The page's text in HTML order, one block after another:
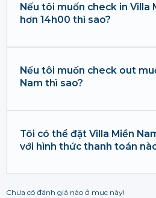
Nếu tôi muốn check in Villa
hơn 14h00 thì sao?
Nếu tôi muốn check out
Nam thì sao?
Tôi có thể đặt Villa Miền
với hình thức thanh toán
Chưa có đánh giá nào ở mục này!